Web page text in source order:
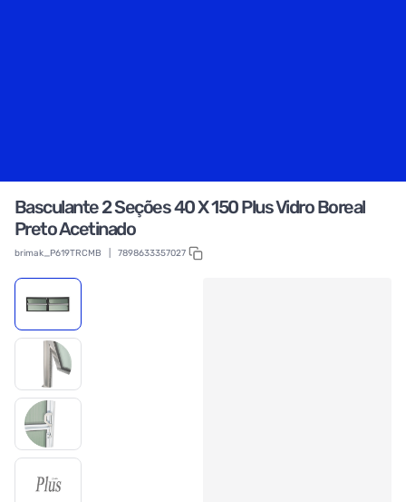
Basculante 2 Seções 40 X 150 Plus Vidro Boreal
Preto Acetinado
brimak_P619TRCMB 7898633357027